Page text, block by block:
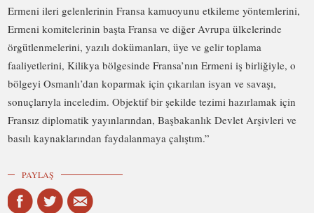
Ermeni ileri gelenlerinin Fransa kamuoyunu etkileme yöntemlerini,
Ermeni komitelerinin başta Fransa ve diğer Avrupa ülkelerinde
örgütlenmelerini, yazılı dokümanları, üye ve gelir toplama
faaliyetlerini, Kilikya bölgesinde Fransa’nın Ermeni iş birliğiyle, o
bölgeyi Osmanlı’dan koparmak için çıkarılan isyan ve savaşı,
sonuçlarıyla inceledim. Objektif bir şekilde tezimi hazırlamak için
Fransız diplomatik yayınlarından, Başbakanlık Devlet Arşivleri ve
basılı kaynaklarından faydalanmaya çalıştım.”
PAYLAŞ